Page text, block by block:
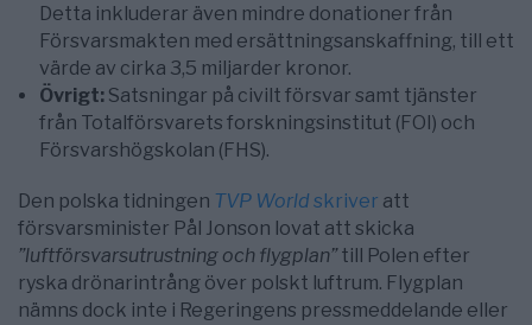
Detta inkluderar även mindre donationer från
Försvarsmakten med ersättningsanskaffning, till ett
värde av cirka 3,5 miljarder kronor.
Övrigt: Satsningar på civilt försvar samt tjänster
från Totalförsvarets forskningsinstitut (FOI) och
Försvarshögskolan (FHS).
Den polska tidningen TVP World skriver att
försvarsminister Pål Jonson lovat att skicka
”luftförsvarsutrustning och flygplan”till Polen efter
ryska drönarintrång över polskt luftrum. Flygplan
nämns dock inte i Regeringens pressmeddelande eller